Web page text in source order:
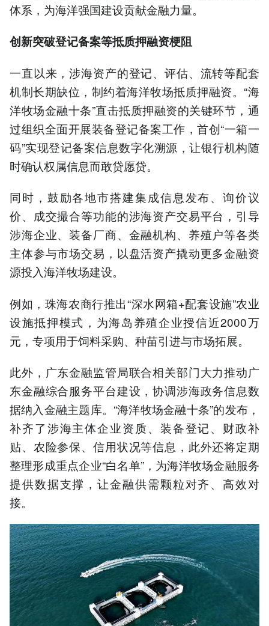
体系，为海洋强国建设贡献金融力量。
创新突破登记备案等抵质押融资梗阻
一直以来，涉海资产的登记、评估、流转等配套
机制长期缺位，制约着海洋牧场抵质押融资。“海
洋牧场金融十条”直击抵质押融资的关键环节，通
过组织全面开展装备登记备案工作，首创“一箱一
码”实现登记备案信息数字化溯源，让银行机构随
时确认权属信息而敢贷愿贷。
同时，鼓励各地市搭建集成信息发布、询价议
价、成交撮合等功能的涉海资产交易平台，引导
涉海企业、装备厂商、金融机构、养殖户等各类
主体参与市场交易，以盘活资产撬动更多金融资
源投入海洋牧场建设。
例如，珠海农商行推出“深水网箱+配套设施”农业
设施抵押模式，为海岛养殖企业授信近2000万
元，专项用于饲料采购、种苗引进与市场拓展。
此外，广东金融监管局联合相关部门大力推动广
东金融综合服务平台建设，协调涉海政务信息数
据纳入金融主题库。“海洋牧场金融十条”的发布，
补齐了涉海主体企业资质、装备登记、财政补
贴、农险参保、信用状况等信息，此外还将定期
整理形成重点企业“白名单”，为海洋牧场金融服务
提供数据支撑，让金融供需颗粒对齐、高效对
接。